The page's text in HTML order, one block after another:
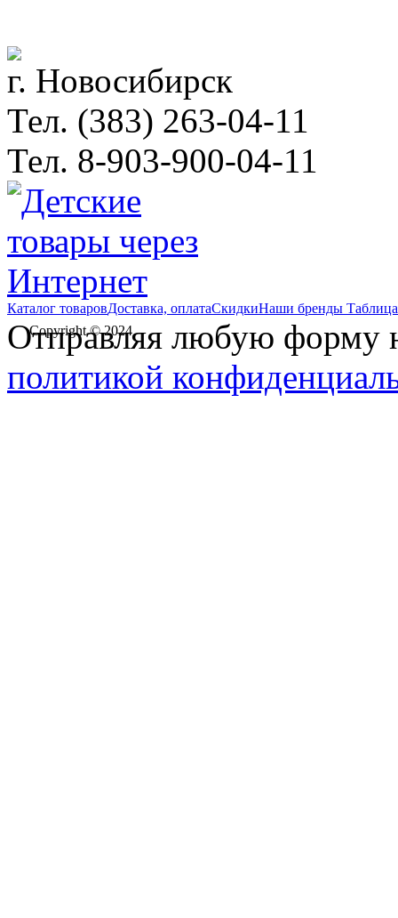
г. Новосибирск
Тел. (383) 263-04-11
Тел. 8-903-900-04-11
Каталог товаровДоставка, оплатаСкидкиНаши бренды
Copyright © 2024
Отправляя любую форму
политикой